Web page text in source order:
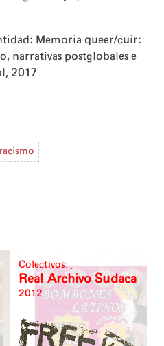
Memoria queer/cuir:
narrativas postglobales e
2017
racismo
Colectivos:
Real Archivo Sudaca
2012